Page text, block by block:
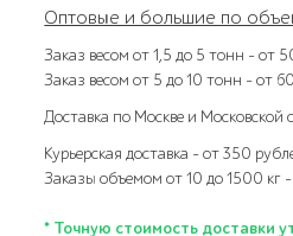
Оптовые и большие по
Заказ весом от 1,5 до 5 тонн – от
Заказ весом от 5 до 10 тонн – от
Доставка по Москве и Московской
Курьерская доставка – от 350
Заказы объемом от 10 до 1500 кг
* Точную стоимость доставки